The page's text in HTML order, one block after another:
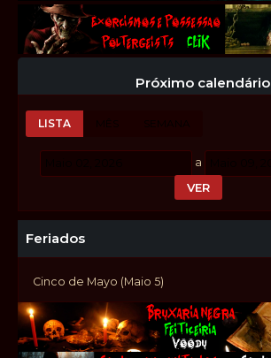
Próximo calendário
LISTA MÊS SEMANA
a
Feriados
Cinco de Mayo (Maio 5)